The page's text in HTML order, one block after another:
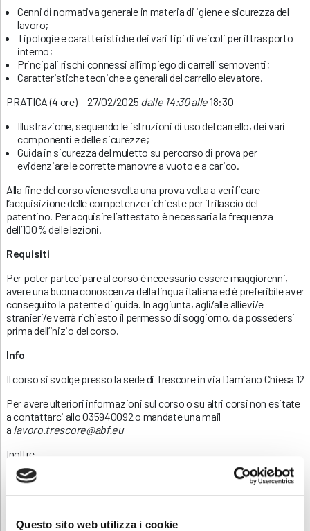
Questo sito web utilizza i cookie
Cenni di normativa generale in materia di igiene e sicurezza del
lavoro;
Tipologie e caratteristiche dei vari tipi di veicoli per il trasporto
interno;
Principali rischi connessi all’impiego di carrelli semoventi;
Caratteristiche tecniche e generali del carrello elevatore.
PRATICA (4 ore) – 27/02/2025 dalle 14:30 alle18:30
Illustrazione, seguendo le istruzioni di uso del carrello, dei vari
componenti e delle sicurezze;
Guida in sicurezza del muletto su percorso di prova per
evidenziare le corrette manovre a vuoto e a carico.
Alla fine del corso viene svolta una prova volta a verificare
l’acquisizione delle competenze richieste per il rilascio del
patentino. Per acquisire l’attestato è necessaria la frequenza
dell’100% delle lezioni.
Requisiti
Per poter partecipare al corso è necessario essere maggiorenni,
avere una buona conoscenza della lingua italiana ed è preferibile aver
conseguito la patente di guida. In aggiunta, agli/alle allievi/e
stranieri/e verrà richiesto il permesso di soggiorno, da possedersi
prima dell’inizio del corso.
Info
Il corso si svolge presso la sede di Trescore in via Damiano Chiesa 12
Per avere ulteriori informazioni sul corso o su altri corsi non esitate
a contattarci allo 035940092 o mandate una mail
a lavoro.trescore@abf.eu
Inoltre…
Ha già fatto il corso e hai bisogno dell’aggiornamento? Consulta la